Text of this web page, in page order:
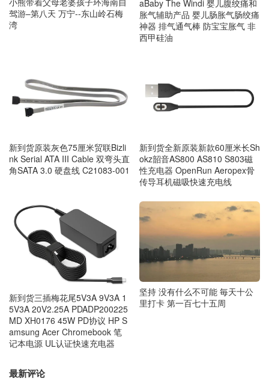
驾游–第八天 万宁--东山岭石梅
湾
aBaby The Windi 婴儿腹绞痛和
胀气辅助产品 婴儿肠胀气肠绞痛
神器 排气通气棒 防宝宝胀气 非
西甲硅油
新到货原装灰色75厘米贸联Bizli
nk Serial ATA III Cable 双弯头直
角SATA 3.0 硬盘线 C21083-001
新到货全新原装新款60厘米长Sh
okz韶音AS800 AS810 S803磁
性充电器 OpenRun Aeropex骨
传导耳机磁吸快速充电线
新到货三插梅花尾5V3A 9V3A 1
5V3A 20V2.25A PDADP200225
MD XH0176 45W PD协议 HP S
amsung Acer Chromebook 笔
记本电源 UL认证快速充电器
坚持 没有什么不可能 毎天十公
里打卡 第一百七十五周
最新评论